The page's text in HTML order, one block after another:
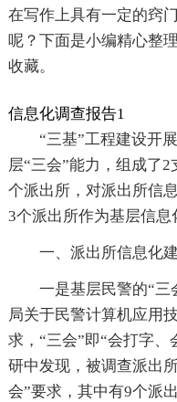
在写作上具有一定的窍
呢？下面是小编精心整
收藏。
信息化调查报告1
“三基”工程建设开
层“三会”能力，组成了
个派出所，对派出所信
3个派出所作为基层信息
一、派出所信息化建
一是基层民警的“三
局关于民警计算机应用
求，“三会”即“会打字、
研中发现，被调查派出
会”要求，其中有9个派